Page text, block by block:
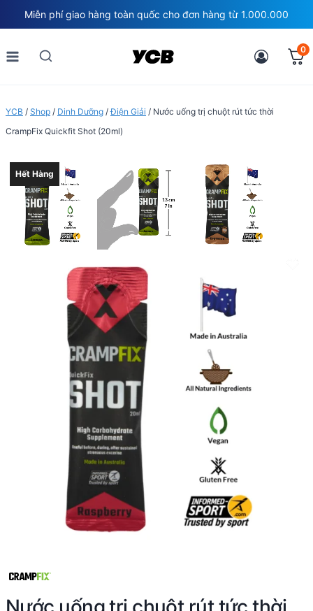
to
content
Miễn phí giao hàng toàn quốc cho đơn hàng từ 1.000.000
0
YCB / Shop / Dinh Dưỡng /Điện Giải / Nước uống trị chuột rút tức thời
CrampFix Quickfit Shot (20ml)
Hết Hàng